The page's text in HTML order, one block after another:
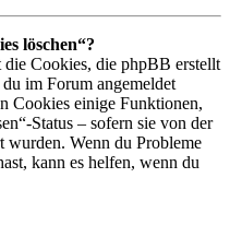
löschen“?
Cookies, die phpBB erstellt
im Forum angemeldet
Cookies einige Funktionen,
Status – sofern sie von der
Wenn du Probleme
kann es helfen, wenn du